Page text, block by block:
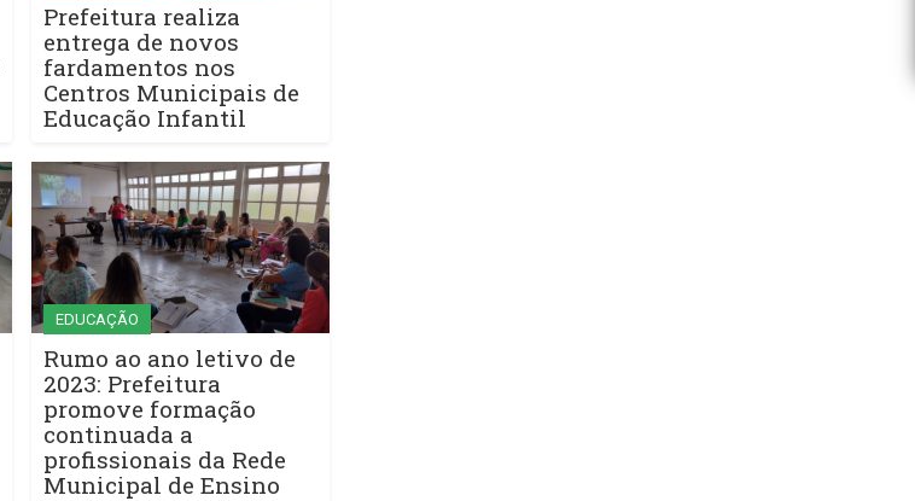
Prefeitura realiza
entrega de novos
fardamentos nos
Centros Municipais de
Educação Infantil
EDUCAÇÃO
Rumo ao ano letivo de
2023: Prefeitura
promove formação
continuada a
profissionais da Rede
Municipal de Ensino